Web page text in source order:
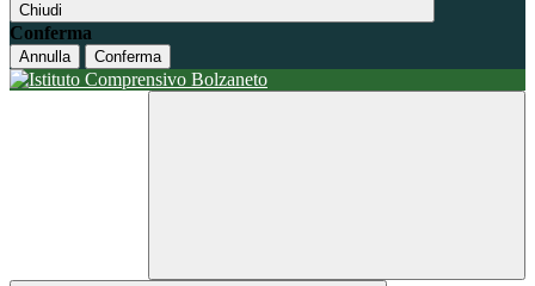
Chiudi
Conferma
Annulla Conferma